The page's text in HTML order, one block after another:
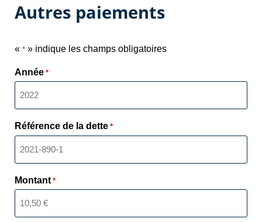
Autres paiements
« * » indique les champs obligatoires
Année *
Référence de la dette *
Montant *